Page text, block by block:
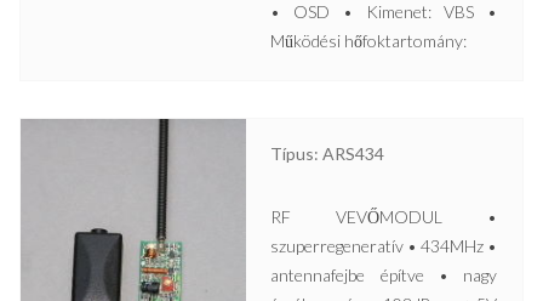
• OSD • Kimenet: VBS •
Működési hőfoktartomány:
Típus: ARS434
RF VEVŐMODUL •
szuperregeneratív • 434MHz •
antennafejbe építve • nagy